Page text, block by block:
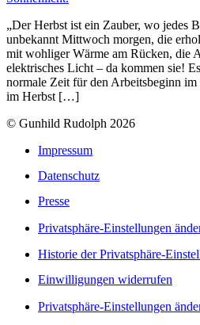
„Der Herbst ist ein Zauber, wo jedes
unbekannt Mittwoch morgen, die
mit wohliger Wärme am Rücken, die
elektrisches Licht – da kommen sie!
normale Zeit für den Arbeitsbeginn
im Herbst […]
© Gunhild Rudolph 2026
Impressum
Datenschutz
Presse
Privatsphäre-Einstellungen
Historie der Privatsphäre-
Einwilligungen widerrufen
Privatsphäre-Einstellungen